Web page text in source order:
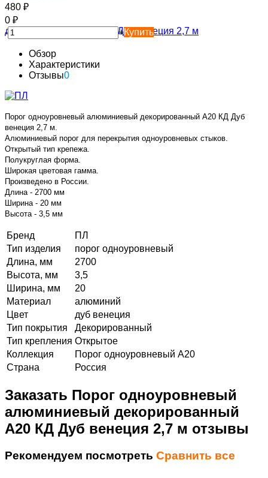
480 ₽
0 ₽
-
+Купить
Обзор
Характеристики
Отзывы0
Порог одноуровневый алюминиевый декорированный А20 КД Дуб
венеция 2,7 м.
Алюминиевый порог для перекрытия одноуровневых стыков.
Открытый тип крепежа.
Полукруглая форма.
Широкая цветовая гамма.
Произведено в России.
Длина - 2700 мм
Ширина - 20 мм
Высота - 3,5 мм
Бренд
ПЛ
Тип изделия
порог одноуровневый
Длина, мм
2700
Высота, мм
3,5
Ширина, мм
20
Материал
алюминий
Цвет
дуб венеция
Тип покрытия
Декорированный
Тип крепления Открытое
Коллекция
Порог одноуровневый А20
Страна
Россия
Заказать Порог одноуровневый
алюминиевый декорированный
А20 КД Дуб венеция 2,7 м отзывы
Рекомендуем посмотреть Сравнить все